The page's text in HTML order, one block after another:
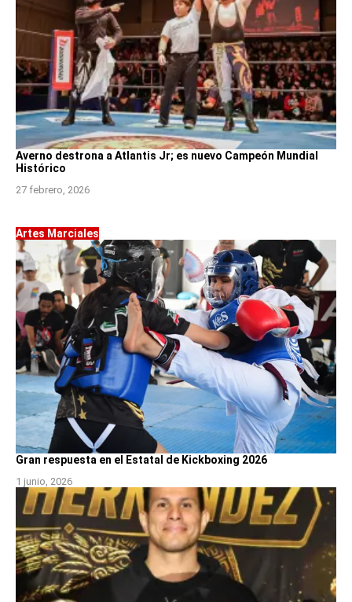
Averno destrona a Atlantis Jr; es nuevo Campeón Mundial
Histórico
27 febrero, 2026
Artes Marciales
Gran respuesta en el Estatal de Kickboxing 2026
1 junio, 2026